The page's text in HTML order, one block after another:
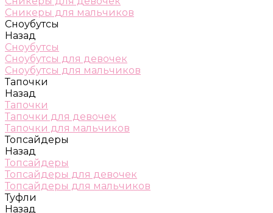
Сникеры для мальчиков
Сноубутсы
Назад
Сноубутсы
Сноубутсы для девочек
Сноубутсы для мальчиков
Тапочки
Назад
Тапочки
Тапочки для девочек
Тапочки для мальчиков
Топсайдеры
Назад
Топсайдеры
Топсайдеры для девочек
Топсайдеры для мальчиков
Туфли
Назад